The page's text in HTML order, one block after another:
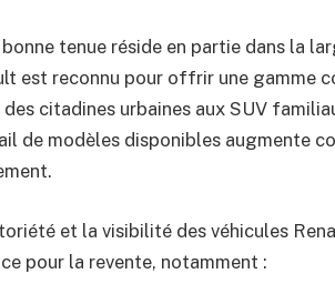
tenue réside en partie dans la
est reconnu pour offrir une gamme
citadines urbaines aux SUV
de modèles disponibles augmente
et la visibilité des véhicules
pour la revente, notamment :